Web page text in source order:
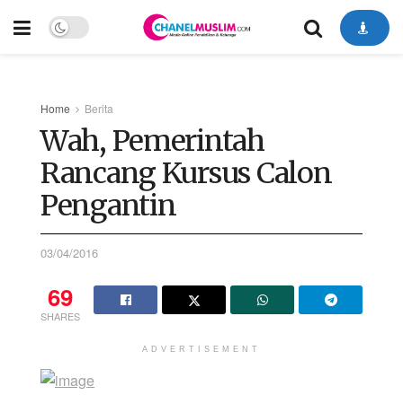
Home Berita
Wah, Pemerintah
Rancang Kursus Calon
Pengantin
03/04/2016
69
SHARES
ADVERTISEMENT